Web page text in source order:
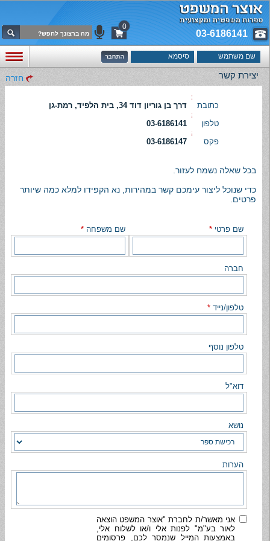
03-6186141
0
יצירת קשר חזרה
כתובת
דרך בן גוריון דוד 34, בית הלפיד, רמת-גן
טלפון
03-6186141
פקס
03-6186147
בכל שאלה נשמח לעזור.
כדי שנוכל ליצור עימכם קשר במהירות, נא הקפידו למלא כמה שיותר
פרטים.
שם פרטי * שם משפחה *
חברה
טלפון/נייד *
טלפון נוסף
דוא"ל
נושא
הערות
אני מאשר/ת לחברת "אוצר המשפט הוצאה
לאור בע"מ" לפנות אלי ו/או לשלוח אלי,
באמצעות המייל שנמסר לכם, פרסומים